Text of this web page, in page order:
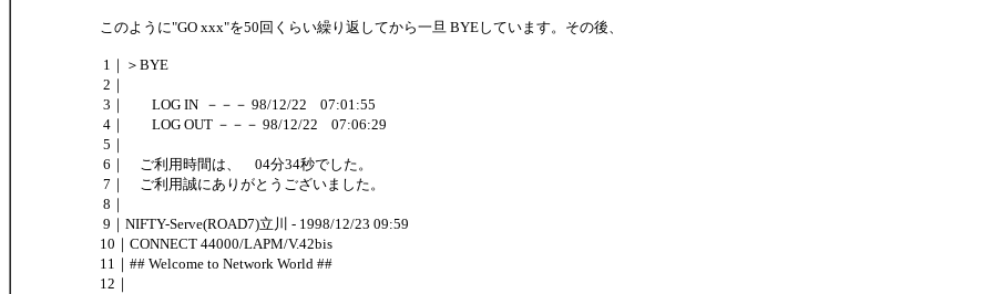
このように"GO xxx"を50回くらい繰り返してから一旦 BYEしています。その後、
1｜＞BYE
2｜
3｜ LOG IN －－－ 98/12/22 07:01:55
4｜ LOG OUT －－－ 98/12/22 07:06:29
5｜
6｜ ご利用時間は、 04分34秒でした。
7｜ ご利用誠にありがとうございました。
8｜
9｜NIFTY-Serve(ROAD7)立川 - 1998/12/23 09:59
10｜CONNECT 44000/LAPM/V.42bis
11｜## Welcome to Network World ##
12｜